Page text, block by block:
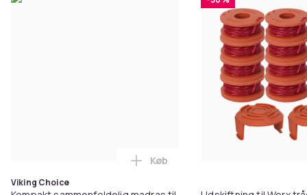
Viking Choice
Læg Kompakt sammenfoldelig
Køb